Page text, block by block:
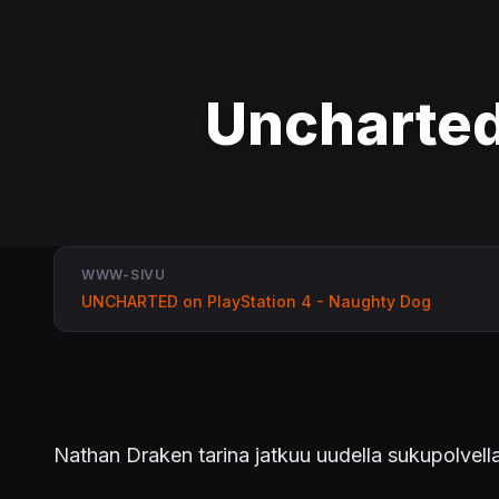
WWW-SIVU
UNCHARTED on PlayStation 4 - Naughty Dog
Nathan Draken tarina jatkuu uudella